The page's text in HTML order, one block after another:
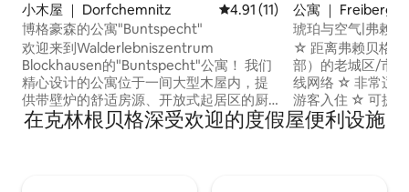
小木屋 ｜ Dorfchemnitz 平均评分 4.91 分（满分 5 分）
4.91 (11)
博格豪森的公寓"Buntspecht"
欢迎来到Walderlebniszentrum
Blockhausen的"Buntspecht"公寓！ 我们
精心设计的公寓位于一间大型木屋内，提
供带壁炉的舒适房源、开放式起居区的厨
房和画廊卧室。 周围环绕着艾尔茨山脉，
您可以欣赏纯净的自然风光。 不到30分钟
公寓 ｜ Freiberg
琥珀与空气|弗赖
☆ 距离弗赖贝格
部）的老城区/市
线网络 ☆ 非常适
游客入住 ☆ 可提
Nespresso咖啡机
能电视，可观看
在克林根贝格深受欢迎的度假屋便利设施